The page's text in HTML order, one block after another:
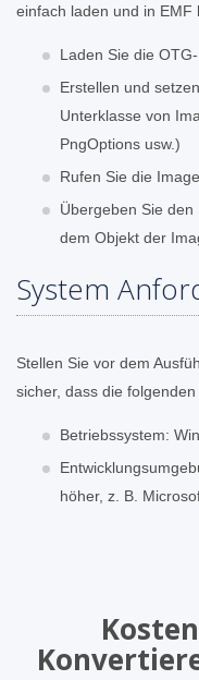
einfach laden und in EMF
Laden Sie die
Erstellen und
Unterklasse von
PngOptions usw.)
Rufen Sie die
Übergeben Sie
dem Objekt der
System
Stellen Sie vor dem
sicher, dass die
Betriebssystem:
höher, z. B.